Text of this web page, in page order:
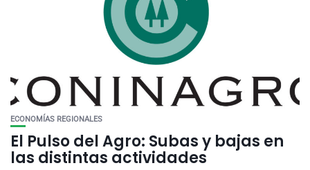
ECONOMÍAS REGIONALES
El Pulso del Agro: Subas y bajas en
las distintas actividades